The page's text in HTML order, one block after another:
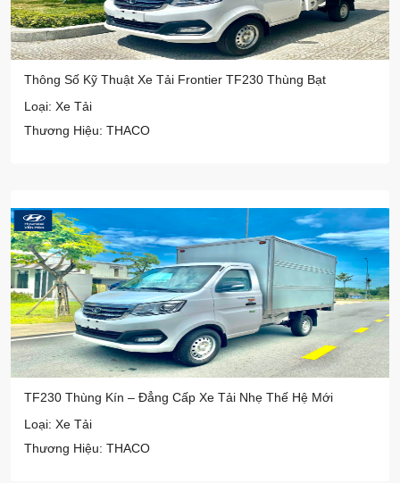
Thông Số Kỹ Thuật Xe Tải Frontier TF230 Thùng Bạt
Loại: Xe Tải
Thương Hiệu: THACO
TF230 Thùng Kín – Đẳng Cấp Xe Tải Nhẹ Thế Hệ Mới
Loại: Xe Tải
Thương Hiệu: THACO